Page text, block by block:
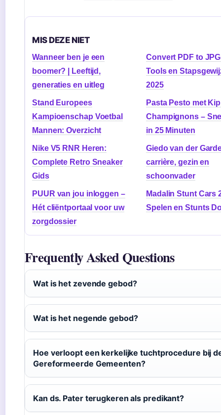
MIS DEZE NIET
Wanneer ben je een
boomer? | Leeftijd,
generaties en uitleg
Convert PDF to
Tools en
2025
Stand Europees
Kampioenschap Voetbal
Mannen: Overzicht
Pasta Pesto met
Champignons –
in 25 Minuten
Nike V5 RNR Heren:
Complete Retro Sneaker
Gids
Giedo van der
carrière, gezin en
schoonvader
PUUR van jou inloggen –
Hét cliëntportaal voor uw
zorgdossier
Madalin Stunt Cars
Spelen en Stunts
Frequently Asked Questions
Wat is het zevende gebod?
Wat is het negende gebod?
Hoe verloopt een kerkelijke tuchtprocedure bij
Gereformeerde Gemeenten?
Kan ds. Pater terugkeren als predikant?